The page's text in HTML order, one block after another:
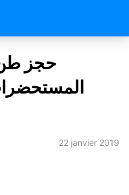
22 janvier 2019